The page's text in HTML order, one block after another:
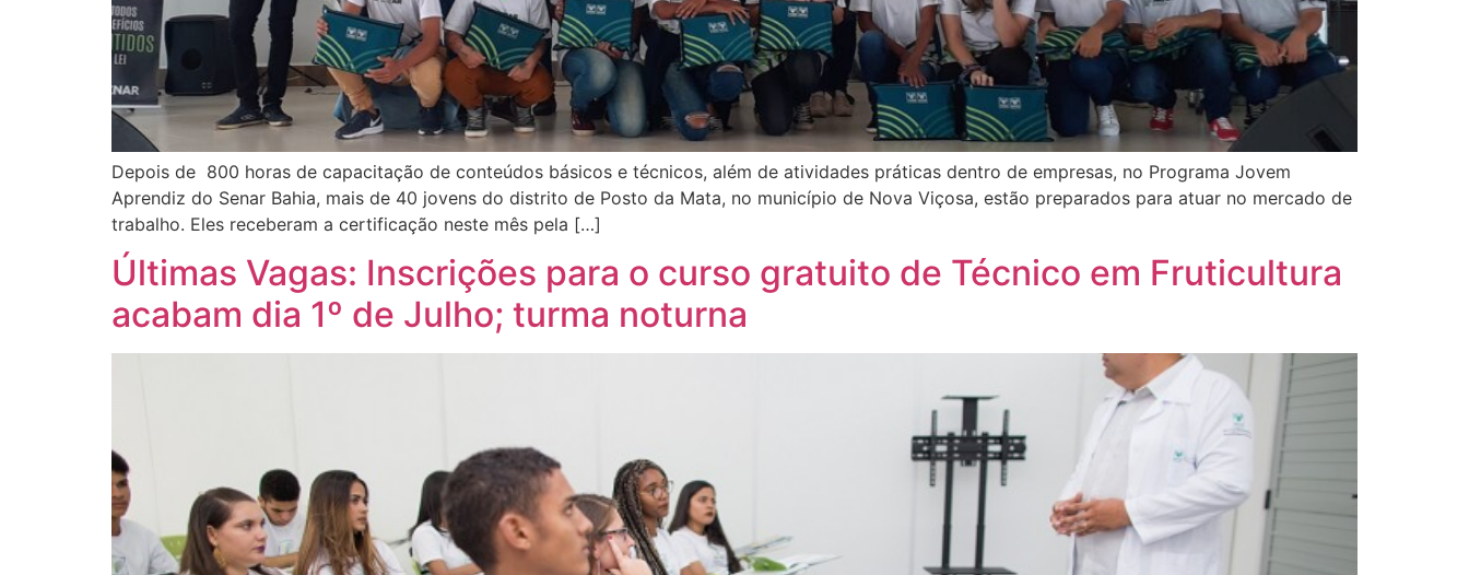
Depois de 800 horas de capacitação de conteúdos básicos e técnicos, além de atividades práticas dentro de empresas, no Programa Jovem
Aprendiz do Senar Bahia, mais de 40 jovens do distrito de Posto da Mata, no município de Nova Viçosa, estão preparados para atuar no mercado de
trabalho. Eles receberam a certificação neste mês pela […]
Últimas Vagas: Inscrições para o curso gratuito de Técnico em Fruticultura
acabam dia 1º de Julho; turma noturna